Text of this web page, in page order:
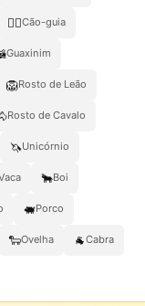
🐕‍🦺Cão-guia
Guaxinim
🦁Rosto de Leão
Rosto de Cavalo
🦄Unicórnio
🐂Boi
🐖Porco
🐑Ovelha 🐐Cabra